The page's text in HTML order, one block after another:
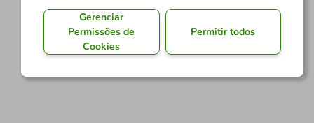
Gerenciar
Permissões de
Cookies
Permitir todos